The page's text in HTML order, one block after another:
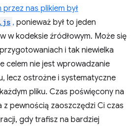
nas plikiem był
, ponieważ był to jeden
w kodeksie źródłowym. Może się
i tak niewielka
celem nie jest wprowadzanie
lecz ostrożne i systematyczne
pliku. Czas poświęcony na
pewnością zaoszczędzi Ci czas
gdy trafisz na bardziej